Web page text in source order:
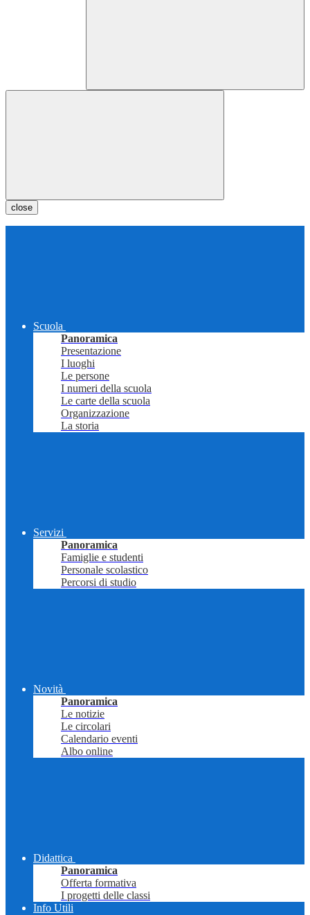
close
Scuola
Panoramica
Presentazione
I luoghi
Le persone
I numeri della scuola
Le carte della scuola
Organizzazione
La storia
Servizi
Panoramica
Famiglie e studenti
Personale scolastico
Percorsi di studio
Novità
Panoramica
Le notizie
Le circolari
Calendario eventi
Albo online
Didattica
Panoramica
Offerta formativa
I progetti delle classi
Info Utili